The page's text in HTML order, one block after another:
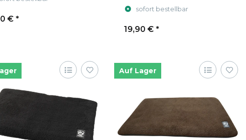
€ *
sofort bestellbar
19,90 € *
Auf Lager